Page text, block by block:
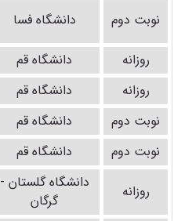
نوبت دوم دانشگاه فسا
روزانه دانشگاه قم
روزانه
دانشگاه قم
نوبت دوم
دانشگاه قم
نوبت دوم
دانشگاه قم
روزانه
دانشگاه گلستان -
گرگان